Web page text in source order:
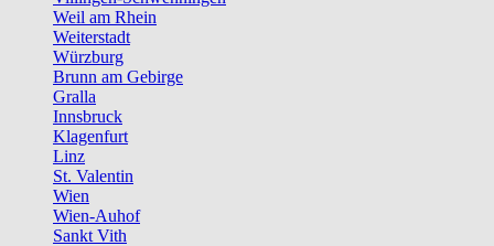
Weil am Rhein
Weiterstadt
Würzburg
Brunn am Gebirge
Gralla
Innsbruck
Klagenfurt
Linz
St. Valentin
Wien
Wien-Auhof
Sankt Vith